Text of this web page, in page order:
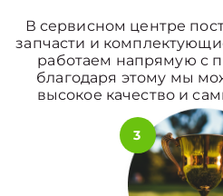
В сервисном центре
запчасти и
работаем напрямую с
благодаря этому мы
высокое качество и
3